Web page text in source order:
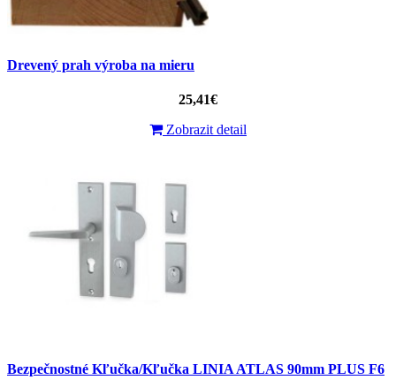
Drevený prah výroba na mieru
25,41€
Zobrazit detail
Bezpečnostné Kľučka/Kľučka LINIA ATLAS 90mm PLUS F6